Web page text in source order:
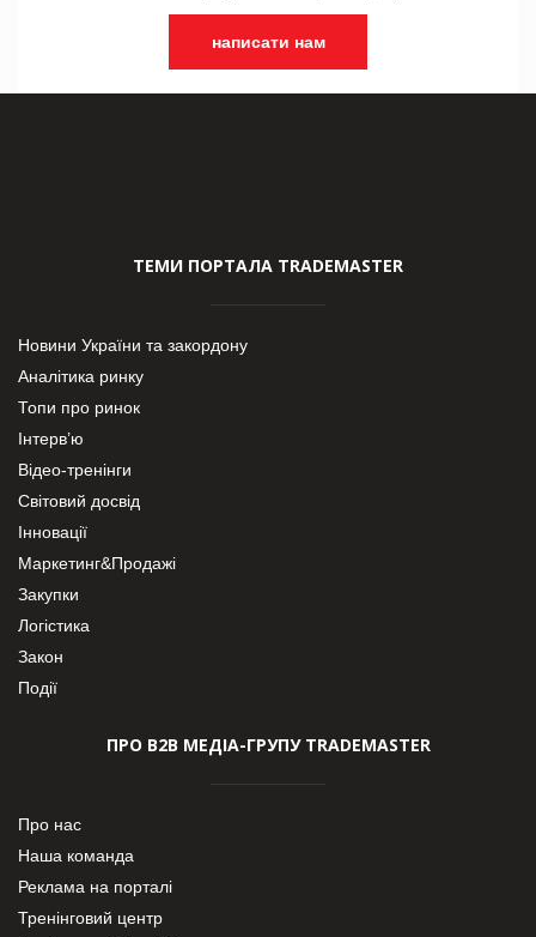
написати нам
ТЕМИ ПОРТАЛА TRADEMASTER
Новини України та закордону
Аналітика ринку
Топи про ринок
Інтерв’ю
Відео-тренінги
Світовий досвід
Інновації
Маркетинг&Продажі
Закупки
Логістика
Закон
Події
ПРО В2В МЕДІА-ГРУПУ TRADEMASTER
Про нас
Наша команда
Реклама на порталі
Тренінговий центр